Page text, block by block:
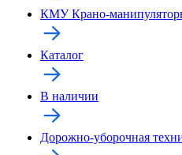
КМУ Крано-
Каталог
В наличии
Дорожно-уборочная